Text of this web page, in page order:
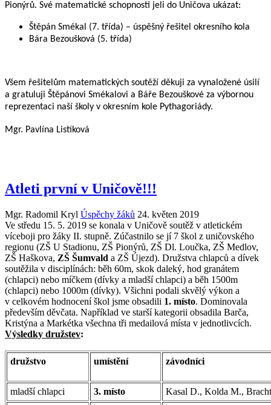
Pionýrů. Své matematické schopnosti jeli do Uničova ukázat:
Štěpán Smékal (7. třída) – úspěšný řešitel okresního kola
Bára Bezoušková (5. třída)
Všem řešitelům matematických soutěží děkuji za vynaložené úsilí
a gratuluji Štěpánovi Smékalovi a Báře Bezouškové za výbornou
reprezentaci naší školy v okresním kole Pythagoriády.
Mgr. Pavlína Listíková
Atleti první v Uničově!!!
Mgr. Radomil Kryl Úspěchy žáků 24. květen 2019
Ve středu 15. 5. 2019 se konala v Uničově soutěž v atletickém
víceboji pro žáky II. stupně. Zúčastnilo se jí 7 škol z uničovského
regionu (ZŠ U Stadionu, ZŠ Pionýrů, ZŠ Dl. Loučka, ZŠ Medlov,
ZŠ Haškova, ZŠ Šumvald a ZŠ Újezd). Družstva chlapců a dívek
soutěžila v disciplínách: běh 60m, skok daleký, hod granátem
(chlapci) nebo míčkem (dívky a mladší chlapci) a běh 1500m
(chlapci) nebo 1000m (dívky). Všichni podali skvělý výkon a
v celkovém hodnocení škol jsme obsadili 1. místo. Dominovala
především děvčata. Například ve starší kategorii obsadila Barča,
Kristýna a Markétka všechna tři medailová místa v jednotlivcích.
Výsledky družstev:
družstvo umístění závodníci
mladší chlapci 3. místo
Kasal D., Kolda M.,